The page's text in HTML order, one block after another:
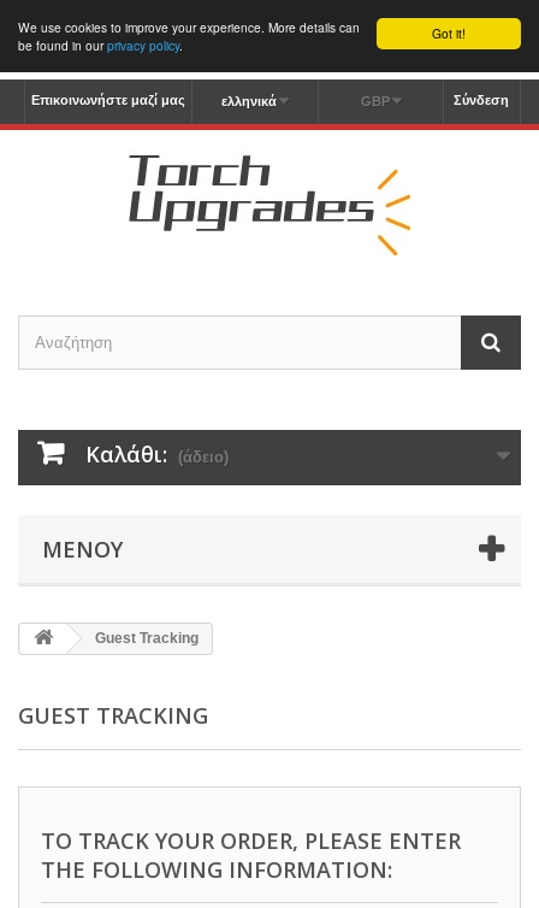
Got it!
We use cookies to improve your experience. More details can
be found in ourprivacy policy.
Σύνδεση
GBP
ελληνικά
Επικοινωνήστε μαζί μας
Καλάθι: (άδειο)
ΜΕΝΟΎ
Guest Tracking
GUEST TRACKING
TO TRACK YOUR ORDER, PLEASE ENTER
THE FOLLOWING INFORMATION: